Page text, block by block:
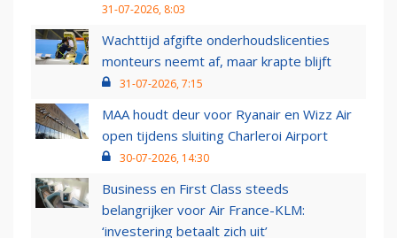
31-07-2026, 8:03
Wachttijd afgifte onderhoudslicenties
monteurs neemt af, maar krapte blijft
31-07-2026, 7:15
MAA houdt deur voor Ryanair en Wizz Air
open tijdens sluiting Charleroi Airport
30-07-2026, 14:30
Business en First Class steeds
belangrijker voor Air France-KLM:
‘investering betaalt zich uit’